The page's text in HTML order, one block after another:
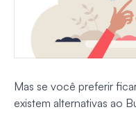
Mas se você preferir
existem alternativas ao